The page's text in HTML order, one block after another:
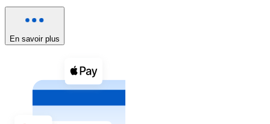
Voir toutes
Coupons crypto
Achetez des cryptomonnaies en espèces et d'autres
Acheter avec espèces
En savoir plus